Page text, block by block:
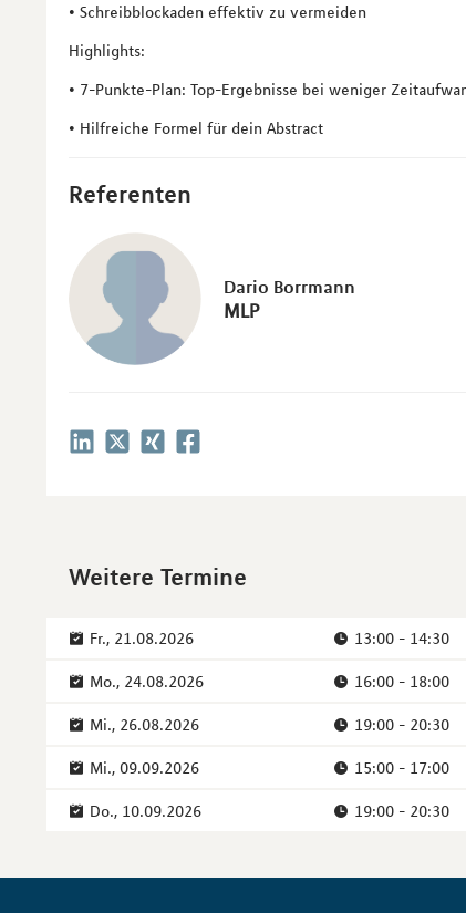
• Schreibblockaden effektiv zu vermeiden
Highlights:
• 7-Punkte-Plan: Top-Ergebnisse bei weniger
• Hilfreiche Formel für dein Abstract
Referenten
Dario Borrmann
MLP
Weitere Termine
Fr., 21.08.2026 13:00 - 14:30
Mo., 24.08.2026 16:00 - 18:00
Mi., 26.08.2026 19:00 - 20:30
Mi., 09.09.2026 15:00 - 17:00
Do., 10.09.2026 19:00 - 20:30